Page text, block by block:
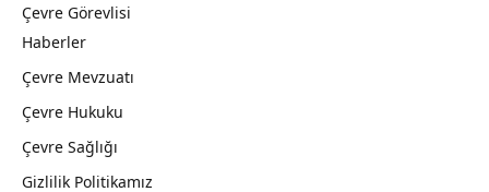
Çevre Görevlisi
Haberler
Çevre Mevzuatı
Çevre Hukuku
Çevre Sağlığı
Gizlilik Politikamız